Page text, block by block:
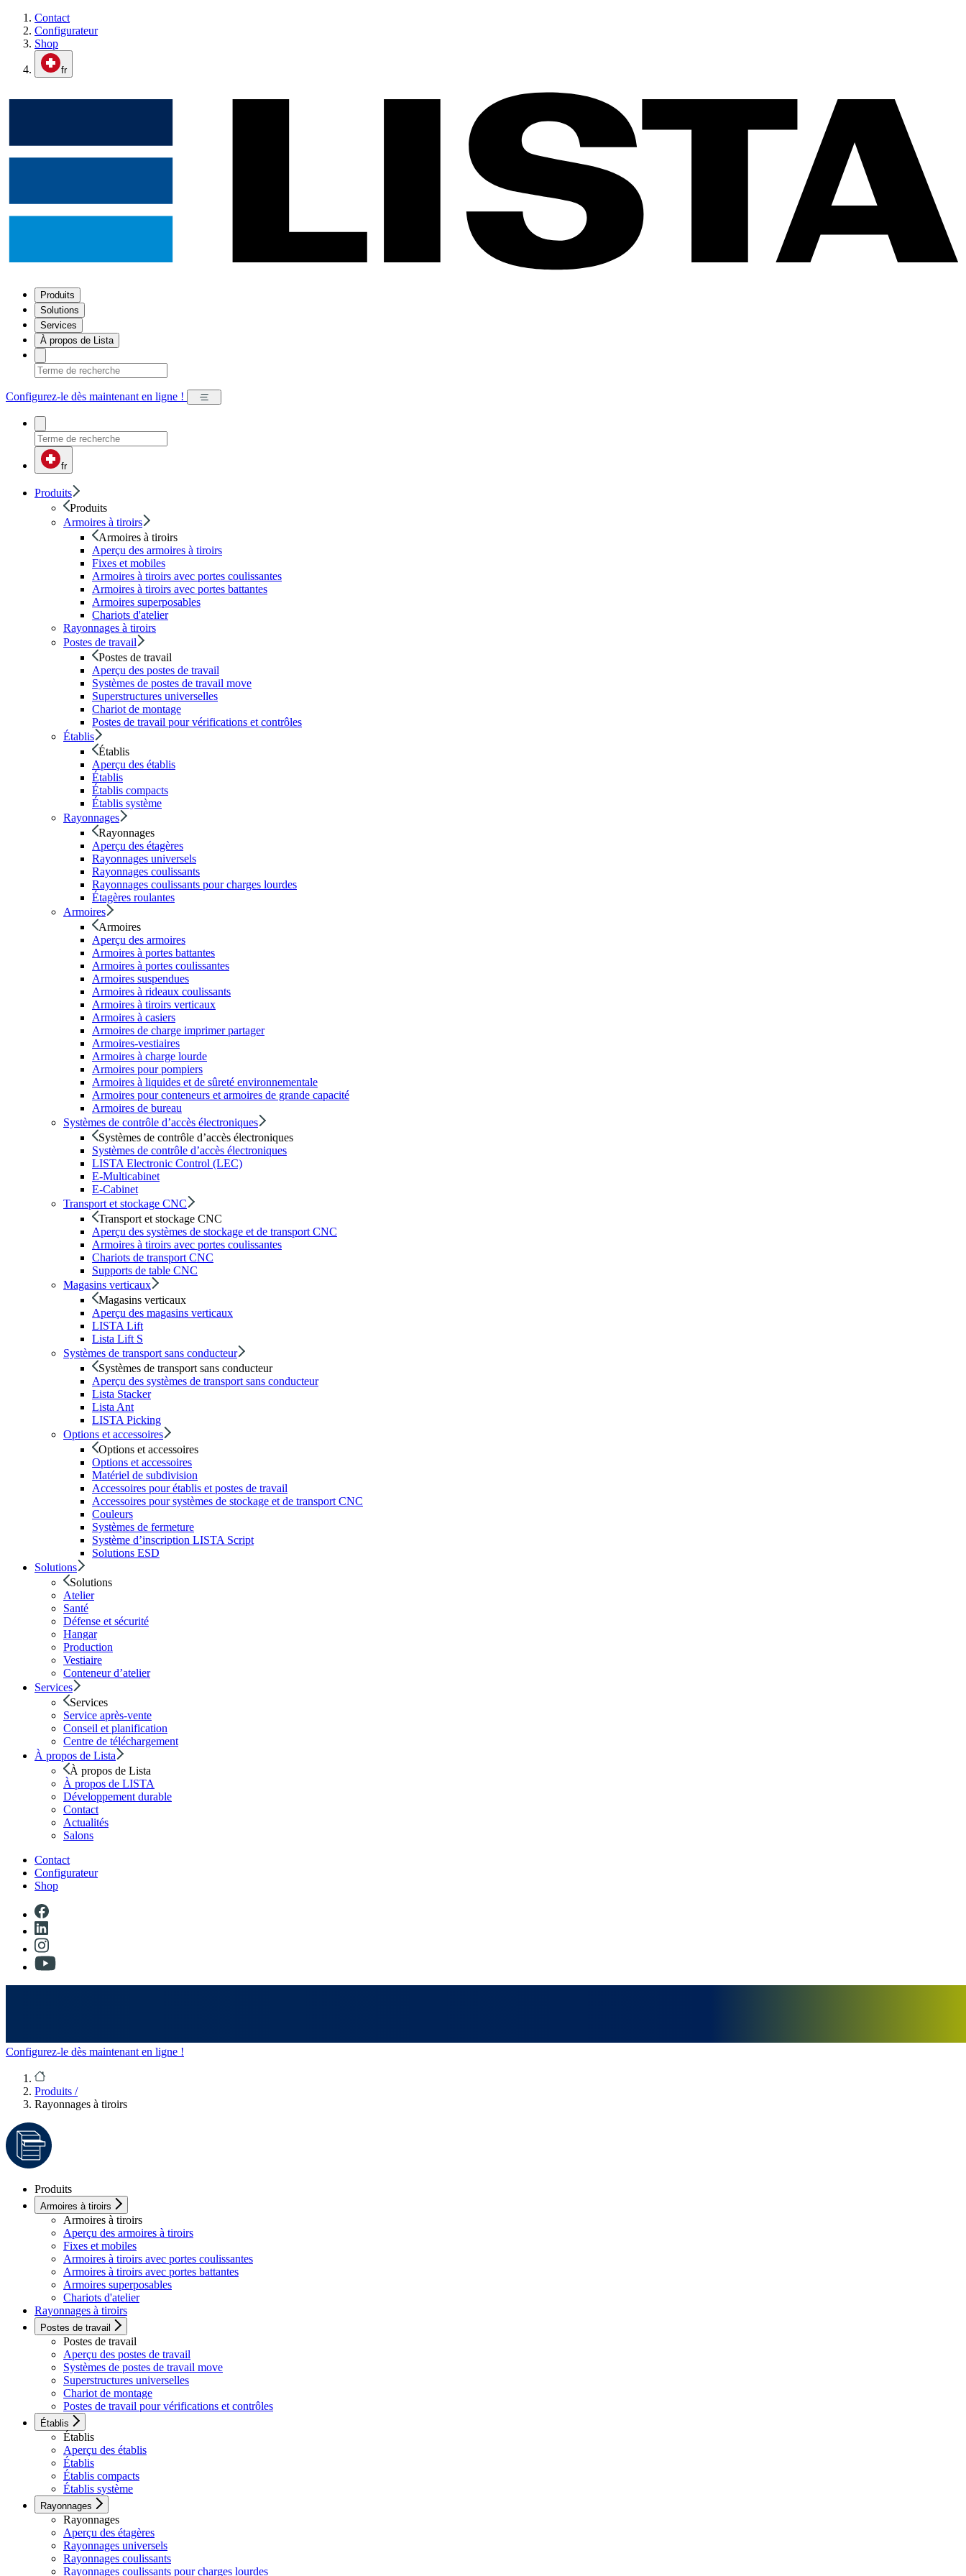
Contact
Configurateur
Shop
fr
Produits
Solutions
Services
À propos de Lista
Configurez-le dès maintenant en ligne !
fr
Produits
Produits
Armoires à tiroirs
Armoires à tiroirs
Aperçu des armoires à tiroirs
Fixes et mobiles
Armoires à tiroirs avec portes coulissantes
Armoires à tiroirs avec portes battantes
Armoires superposables
Chariots d'atelier
Rayonnages à tiroirs
Postes de travail
Postes de travail
Aperçu des postes de travail
Systèmes de postes de travail move
Superstructures universelles
Chariot de montage
Postes de travail pour vérifications et contrôles
Établis
Établis
Aperçu des établis
Établis
Établis compacts
Établis système
Rayonnages
Rayonnages
Aperçu des étagères
Rayonnages universels
Rayonnages coulissants
Rayonnages coulissants pour charges lourdes
Étagères roulantes
Armoires
Armoires
Aperçu des armoires
Armoires à portes battantes
Armoires à portes coulissantes
Armoires suspendues
Armoires à rideaux coulissants
Armoires à tiroirs verticaux
Armoires à casiers
Armoires de charge imprimer partager
Armoires-vestiaires
Armoires à charge lourde
Armoires pour pompiers
Armoires à liquides et de sûreté environnementale
Armoires pour conteneurs et armoires de grande capacité
Armoires de bureau
Systèmes de contrôle d’accès électroniques
Systèmes de contrôle d’accès électroniques
Systèmes de contrôle d’accès électroniques
LISTA Electronic Control (LEC)
E-Multicabinet
E-Cabinet
Transport et stockage CNC
Transport et stockage CNC
Aperçu des systèmes de stockage et de transport CNC
Armoires à tiroirs avec portes coulissantes
Chariots de transport CNC
Supports de table CNC
Magasins verticaux
Magasins verticaux
Aperçu des magasins verticaux
LISTA Lift
Lista Lift S
Systèmes de transport sans conducteur
Systèmes de transport sans conducteur
Aperçu des systèmes de transport sans conducteur
Lista Stacker
Lista Ant
LISTA Picking
Options et accessoires
Options et accessoires
Options et accessoires
Matériel de subdivision
Accessoires pour établis et postes de travail
Accessoires pour systèmes de stockage et de transport CNC
Couleurs
Systèmes de fermeture
Système d’inscription LISTA Script
Solutions ESD
Solutions
Solutions
Atelier
Santé
Défense et sécurité
Hangar
Production
Vestiaire
Conteneur d’atelier
Services
Services
Service après-vente
Conseil et planification
Centre de téléchargement
À propos de Lista
À propos de Lista
À propos de LISTA
Développement durable
Contact
Actualités
Salons
Contact
Configurateur
Shop
Configurez-le dès maintenant en ligne !
Produits /
Rayonnages à tiroirs
Produits
Armoires à tiroirs
Armoires à tiroirs
Aperçu des armoires à tiroirs
Fixes et mobiles
Armoires à tiroirs avec portes coulissantes
Armoires à tiroirs avec portes battantes
Armoires superposables
Chariots d'atelier
Rayonnages à tiroirs
Postes de travail
Postes de travail
Aperçu des postes de travail
Systèmes de postes de travail move
Superstructures universelles
Chariot de montage
Postes de travail pour vérifications et contrôles
Établis
Établis
Aperçu des établis
Établis
Établis compacts
Établis système
Rayonnages
Rayonnages
Aperçu des étagères
Rayonnages universels
Rayonnages coulissants
Rayonnages coulissants pour charges lourdes